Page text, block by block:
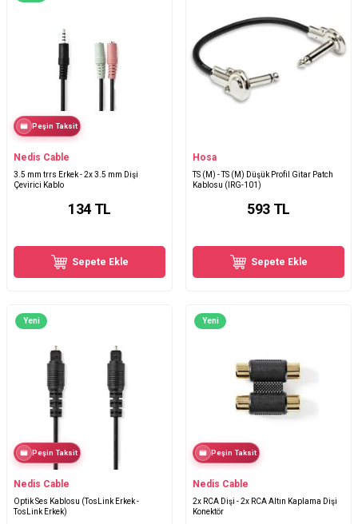
Peşin Taksit
Nedis Cable
3.5 mm trrs Erkek - 2x 3.5 mm Dişi
Çevirici Kablo
134 TL
Sepete Ekle
Hosa
TS (M) - TS (M) Düşük Profil Gitar Patch
Kablosu (IRG-101)
593 TL
Sepete Ekle
Yeni
Peşin Taksit
Nedis Cable
Optik Ses Kablosu (TosLink Erkek -
TosLink Erkek)
Yeni
Peşin Taksit
Nedis Cable
2x RCA Dişi - 2x RCA Altın Kaplama Dişi
Konektör